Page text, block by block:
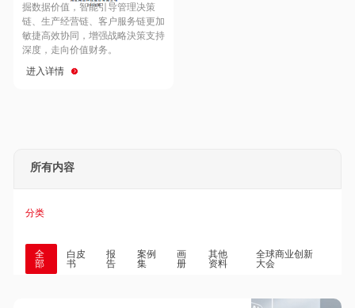
Hong Kong
掘数据价值，智能引导管理决策
链、生产经营链、客户服务链更加
敏捷高效协同，增强战略決策支持
深度，走向价值财务。
进入详情
所有内容
分类
全
部
白皮
书
报
告
案例
集
画
册
其他
资料
全球商业创新
大会